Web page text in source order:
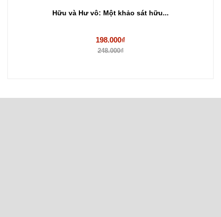
Hữu và Hư vô: Một khảo sát hữu...
198.000₫
248.000₫